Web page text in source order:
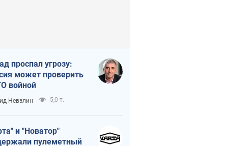
проспал угрозу:
может проверить
войной
Невзлин 5,0 т.
и "Новатор"
пулеметный